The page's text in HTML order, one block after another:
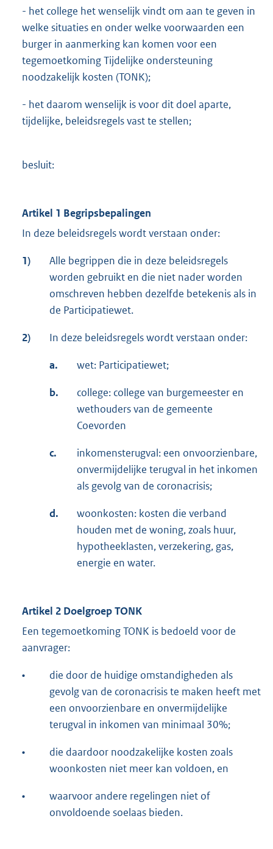
- het college het wenselijk vindt om aan te geven in
welke situaties en onder welke voorwaarden een
burger in aanmerking kan komen voor een
tegemoetkoming Tijdelijke ondersteuning
noodzakelijk kosten (TONK);
- het daarom wenselijk is voor dit doel aparte,
tijdelijke, beleidsregels vast te stellen;
besluit:
Artikel 1 Begripsbepalingen
In deze beleidsregels wordt verstaan onder:
1)
Alle begrippen die in deze beleidsregels
worden gebruikt en die niet nader worden
omschreven hebben dezelfde betekenis als in
de Participatiewet.
2) In deze beleidsregels wordt verstaan onder:
a. wet: Participatiewet;
b.
college: college van burgemeester en
wethouders van de gemeente
Coevorden
c.
inkomensterugval: een onvoorzienbare,
onvermijdelijke terugval in het inkomen
als gevolg van de coronacrisis;
d.
woonkosten: kosten die verband
houden met de woning, zoals huur,
hypotheeklasten, verzekering, gas,
energie en water.
Artikel 2 Doelgroep TONK
Een tegemoetkoming TONK is bedoeld voor de
aanvrager:
•
die door de huidige omstandigheden als
gevolg van de coronacrisis te maken heeft met
een onvoorzienbare en onvermijdelijke
terugval in inkomen van minimaal 30%;
•
die daardoor noodzakelijke kosten zoals
woonkosten niet meer kan voldoen, en
•
waarvoor andere regelingen niet of
onvoldoende soelaas bieden.